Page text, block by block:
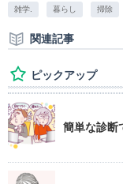
雑学. 暮らし 掃除
関連記事
ピックアップ
簡単な診断